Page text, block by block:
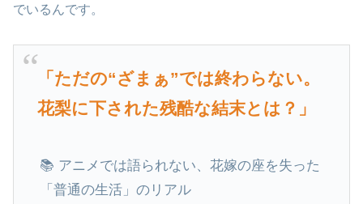
でいるんです。
「ただの“ざまぁ”では終わらない。
花梨に下された残酷な結末とは？」
📚 アニメでは語られない、花嫁の座を失った
「普通の生活」のリアル